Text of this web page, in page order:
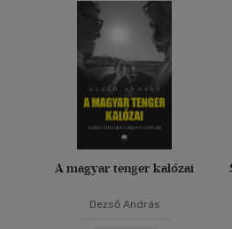
A magyar tenger kalózai
Dezső András